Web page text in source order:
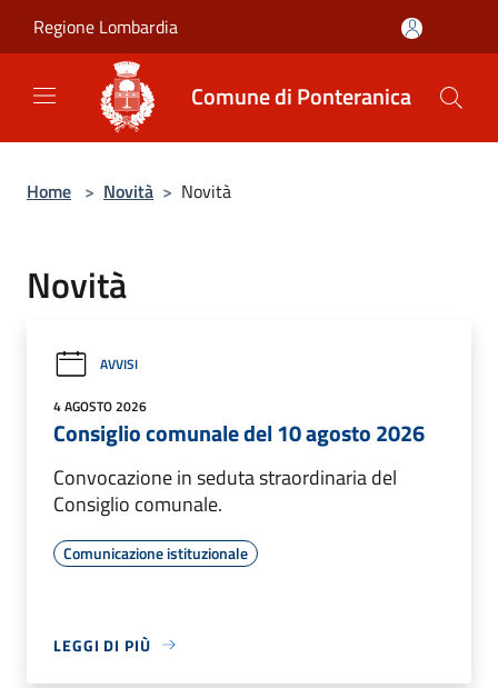
Regione Lombardia
Comune di Ponteranica
Home > Novità > Novità
Novità
AVVISI
4 AGOSTO 2026
Consiglio comunale del 10 agosto 2026
Convocazione in seduta straordinaria del
Consiglio comunale.
Comunicazione istituzionale
LEGGI DI PIÙ